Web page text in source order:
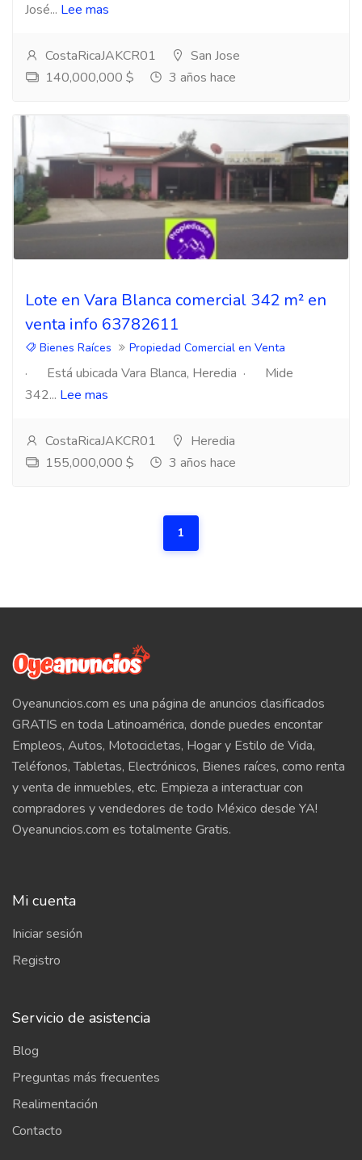
José... Lee mas
CostaRicaJAKCR01
San Jose
140,000,000 $
3 años hace
Lote en Vara Blanca comercial 342 m² en
venta info 63782611
Bienes Raíces Propiedad Comercial en Venta
· Está ubicada Vara Blanca, Heredia · Mide
342... Lee mas
CostaRicaJAKCR01
Heredia
155,000,000 $
3 años hace
1
Oyeanuncios.com es una página de anuncios clasificados
GRATIS en toda Latinoamérica, donde puedes encontar
Empleos, Autos, Motocicletas, Hogar y Estilo de Vida,
Teléfonos, Tabletas, Electrónicos, Bienes raíces, como renta
y venta de inmuebles, etc. Empieza a interactuar con
compradores y vendedores de todo México desde YA!
Oyeanuncios.com es totalmente Gratis.
Mi cuenta
Iniciar sesión
Registro
Servicio de asistencia
Blog
Preguntas más frecuentes
Realimentación
Contacto